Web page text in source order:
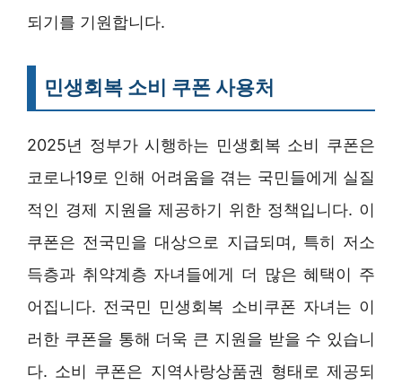
되기를 기원합니다.
민생회복 소비 쿠폰 사용처
2025년 정부가 시행하는 민생회복 소비 쿠폰은
코로나19로 인해 어려움을 겪는 국민들에게 실질
적인 경제 지원을 제공하기 위한 정책입니다. 이
쿠폰은 전국민을 대상으로 지급되며, 특히 저소
득층과 취약계층 자녀들에게 더 많은 혜택이 주
어집니다. 전국민 민생회복 소비쿠폰 자녀는 이
러한 쿠폰을 통해 더욱 큰 지원을 받을 수 있습니
다. 소비 쿠폰은 지역사랑상품권 형태로 제공되